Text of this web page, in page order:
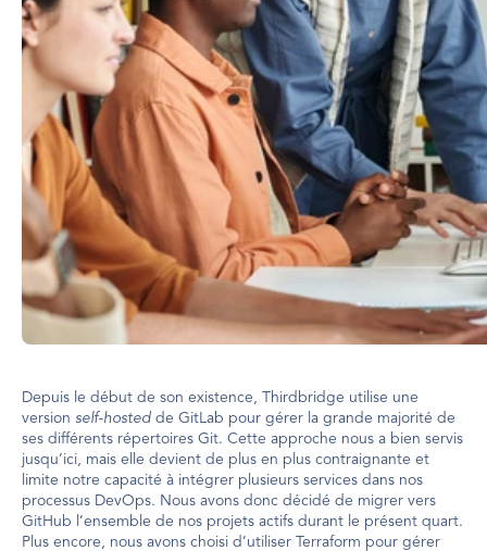
Depuis le début de son existence, Thirdbridge utilise une
version self-hosted de GitLab pour gérer la grande majorité de
ses différents répertoires Git. Cette approche nous a bien servis
jusqu’ici, mais elle devient de plus en plus contraignante et
limite notre capacité à intégrer plusieurs services dans nos
processus DevOps. Nous avons donc décidé de migrer vers
GitHub l’ensemble de nos projets actifs durant le présent quart.
Plus encore, nous avons choisi d’utiliser Terraform pour gérer